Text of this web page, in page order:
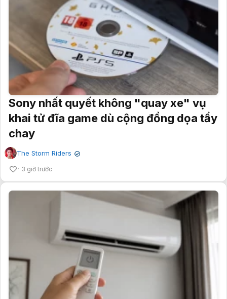
Sony nhất quyết không "quay xe" vụ
khai tử đĩa game dù cộng đồng dọa tẩy
chay
The Storm Riders ✔
3 giờ trước